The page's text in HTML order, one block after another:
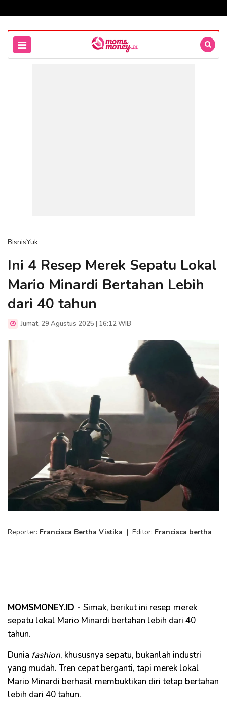
BisnisYuk
Ini 4 Resep Merek Sepatu Lokal
Mario Minardi Bertahan Lebih
dari 40 tahun
Jumat, 29 Agustus 2025 | 16:12 WIB
Reporter: Francisca Bertha Vistika | Editor: Francisca bertha
MOMSMONEY.ID - Simak, berikut ini resep merek
sepatu lokal Mario Minardi bertahan lebih dari 40
tahun.
Dunia fashion, khususnya sepatu, bukanlah industri
yang mudah. Tren cepat berganti, tapi merek lokal
Mario Minardi berhasil membuktikan diri tetap bertahan
lebih dari 40 tahun.